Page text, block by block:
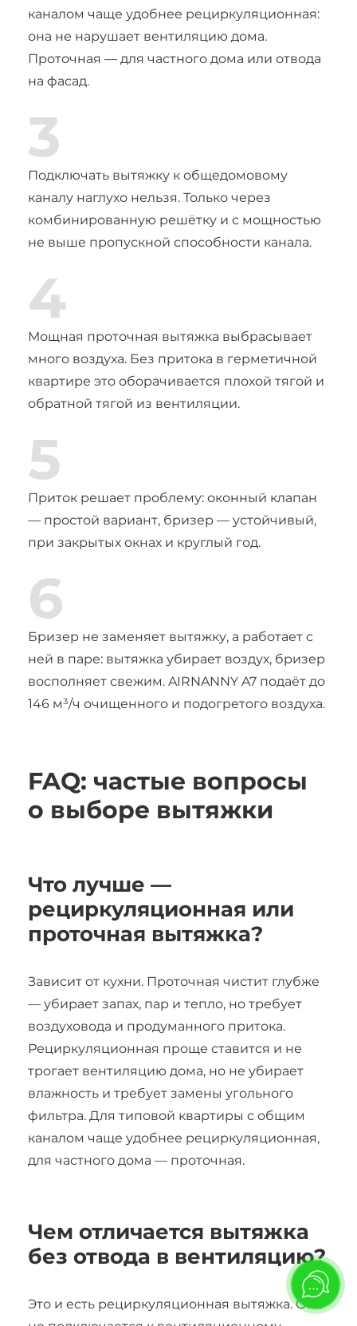
каналом чаще удобнее рециркуляционная:
она не нарушает вентиляцию дома.
Проточная — для частного дома или отвода
на фасад.
3
Подключать вытяжку к общедомовому
каналу наглухо нельзя. Только через
комбинированную решётку и с мощностью
не выше пропускной способности канала.
4
Мощная проточная вытяжка выбрасывает
много воздуха. Без притока в герметичной
квартире это оборачивается плохой тягой и
обратной тягой из вентиляции.
5
Приток решает проблему: оконный клапан
— простой вариант, бризер — устойчивый,
при закрытых окнах и круглый год.
6
Бризер не заменяет вытяжку, а работает с
ней в паре: вытяжка убирает воздух, бризер
восполняет свежим. AIRNANNY A7 подаёт до
146 м³/ч очищенного и подогретого воздуха.
FAQ: частые вопросы
о выборе вытяжки
Что лучше —
рециркуляционная или
проточная вытяжка?
Зависит от кухни. Проточная чистит глубже
— убирает запах, пар и тепло, но требует
воздуховода и продуманного притока.
Рециркуляционная проще ставится и не
трогает вентиляцию дома, но не убирает
влажность и требует замены угольного
фильтра. Для типовой квартиры с общим
каналом чаще удобнее рециркуляционная,
для частного дома — проточная.
Чем отличается вытяжка
без отвода в вентиляцию?
Это и есть рециркуляционная вытяжка. Она